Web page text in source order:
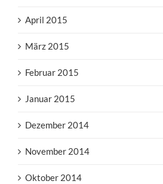
April 2015
März 2015
Februar 2015
Januar 2015
Dezember 2014
November 2014
Oktober 2014